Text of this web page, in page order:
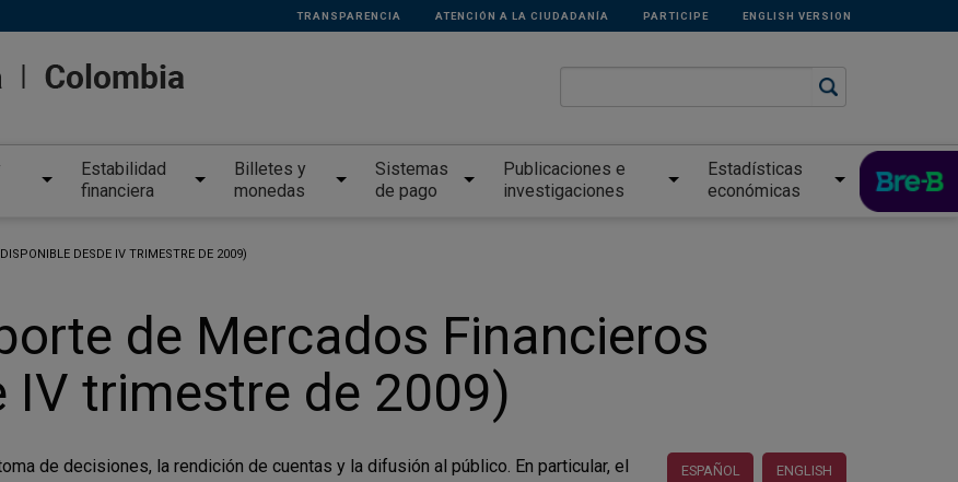
TRANSPARENCIA ATENCIÓN A LA CIUDADANÍA PARTICIPE ENGLISH VERSION
Estabilidad
financiera
Billetes y
monedas
Sistemas
de pago
Publicaciones e
investigaciones
Estadísticas
económicas
DESDE IV TRIMESTRE DE 2009)
de Mercados Financieros
IV trimestre de 2009)
ESPAÑOL ENGLISH
de decisiones, la rendición de cuentas y la difusión al público. En particular, el